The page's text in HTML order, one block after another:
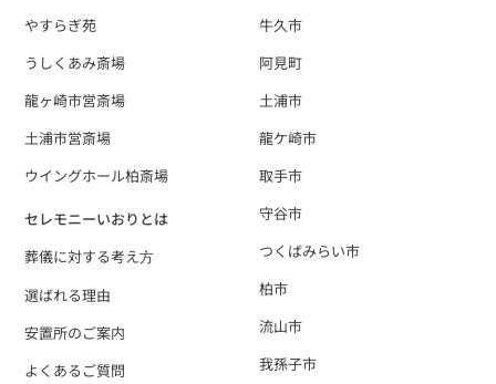
やすらぎ苑
うしくあみ斎場
龍ヶ崎市営斎場
土浦市営斎場
ウイングホール柏斎場
牛久市
阿見町
土浦市
龍ケ崎市
取手市
守谷市
つくばみらい市
柏市
流山市
我孫子市
セレモニーいおりとは
葬儀に対する考え⽅
選ばれる理由
安置所のご案内
よくあるご質問